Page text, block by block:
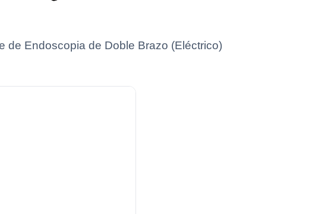
de Endoscopia de Doble Brazo (Eléctrico)